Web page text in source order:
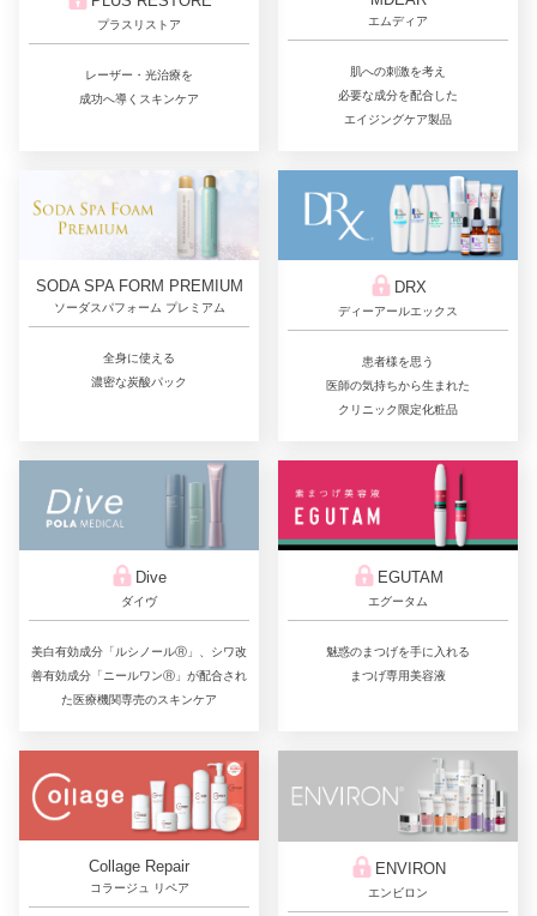
プラスリストア
レーザー・光治療を
成功へ導くスキンケア
エムディア
肌への刺激を考え
必要な成分を配合した
エイジングケア製品
SODA SPA FORM PREMIUM
ソーダスパフォーム プレミアム
全身に使える
濃密な炭酸パック
DRX
ディーアールエックス
患者様を思う
医師の気持ちから生まれた
クリニック限定化粧品
Dive
ダイヴ
美白有効成分「ルシノールⓇ」、シワ改
善有効成分「ニールワンⓇ」が配合され
た医療機関専売のスキンケア
EGUTAM
エグータム
魅惑のまつげを手に入れる
まつげ専用美容液
Collage Repair
コラージュ リペア
ENVIRON
エンビロン